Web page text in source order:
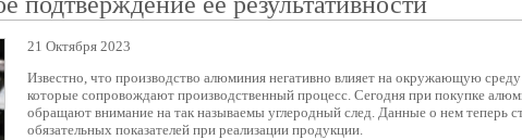
21 Октября 2023
Известно, что производство алюминия негативно влияет на окружающую
которые сопровождают производственный процесс. Сегодня при покупке
обращают внимание на так называемы углеродный след. Данные о нем теперь
обязательных показателей при реализации продукции.